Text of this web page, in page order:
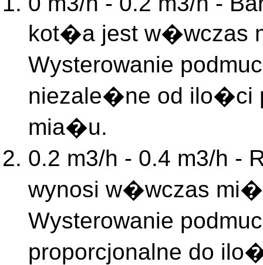
kot�a jest w�wczas
Wysterowanie
niezale�ne od ilo�ci
mia�u.
0.2 m3/h - 0.4 m3/h -
wynosi w�wczas
Wysterowanie
proporcjonalne do